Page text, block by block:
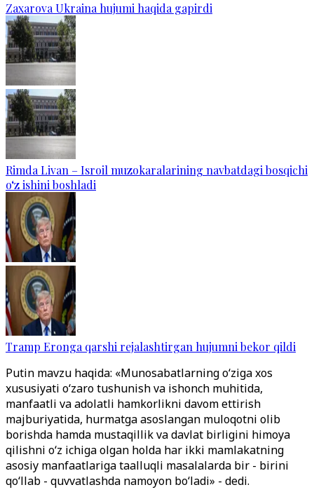
Zaxarova Ukraina hujumi haqida gapirdi
Rimda Livan – Isroil muzokaralarining navbatdagi bosqichi
o‘z ishini boshladi
Tramp Eronga qarshi rejalashtirgan hujumni bekor qildi
Putin mavzu haqida: «Munosabatlarning o‘ziga xos
xususiyati o‘zaro tushunish va ishonch muhitida,
manfaatli va adolatli hamkorlikni davom ettirish
majburiyatida, hurmatga asoslangan muloqotni olib
borishda hamda mustaqillik va davlat birligini himoya
qilishni o‘z ichiga olgan holda har ikki mamlakatning
asosiy manfaatlariga taalluqli masalalarda bir - birini
qo‘llab - quvvatlashda namoyon bo‘ladi» - dedi.